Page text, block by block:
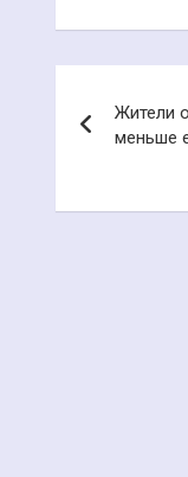
по
Жители
меньше